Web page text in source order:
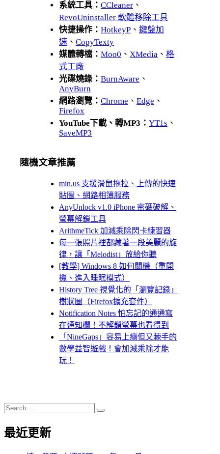
系統工具： CCleaner 、
RevoUninstaller 軟體移除工具
快捷操作： HotkeyP 、 鍵盤加
速 、 CopyTexty
媒體轉檔： Moo0 、 XMedia 、 格
式工廠
光碟燒錄： BurnAware 、
AnyBurn
網路瀏覽： Chrome 、 Edge 、
Firefox
YouTube下載、轉MP3： YT1s 、
SaveMP3
隨機文章推薦
min.us 支援滑鼠拖拉、上傳的快速
貼圖、網路相簿服務
AnyUnlock v1.0 iPhone 密碼破解、
螢幕解鎖工具
ArithmeTick 加減乘除閃卡練習器
每一張照片裡都藏著一段美麗的旋
律，讓「Melodist」放給你聽
[教學] Windows 8 如何關機（重開
機、進入睡眠模式）
History Tree 視覺化的「瀏覽記錄」
樹狀圖（Firefox擴充套件）
Notification Notes 怕忘記的通通寫
在通知欄！不解鎖螢幕也看得到
「NineGaps」容易上癮但又棘手的
數學益智遊戲！會加減乘除才能
玩！
Search
for:
Search
最近更新